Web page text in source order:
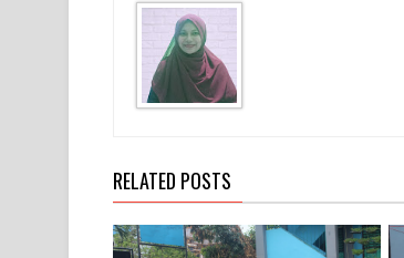
RELATED POSTS